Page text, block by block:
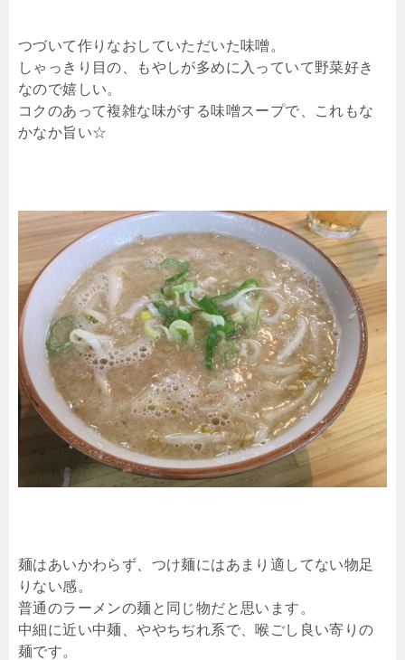
つづいて作りなおしていただいた味噌。
しゃっきり目の、もやしが多めに入っていて野菜好き
なので嬉しい。
コクのあって複雑な味がする味噌スープで、これもな
かなか旨い☆
麺はあいかわらず、つけ麺にはあまり適してない物足
りない感。
普通のラーメンの麺と同じ物だと思います。
中細に近い中麺、ややちぢれ系で、喉ごし良い寄りの
麺です。